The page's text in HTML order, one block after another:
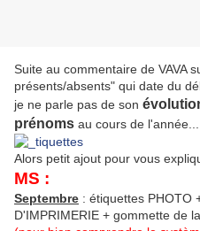
Suite au commentaire de VAVA
présents/absents" qui date du
je ne parle pas de son
prénoms au cours de l'année...
Alors petit ajout pour vous
MS :
Septembre : étiquettes PHOTO
D'IMPRIMERIE + gommette de